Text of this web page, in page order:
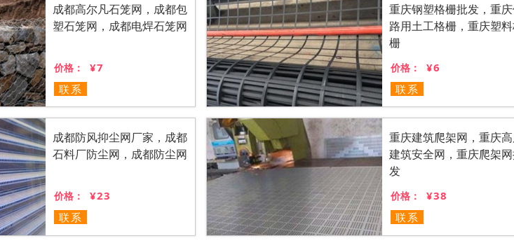
成都高尔凡石笼网，成都包
塑石笼网，成都电焊石笼网
价格：
¥7
联系
重庆钢塑格栅批发，重
路用土工格栅，重庆塑
栅
价格：
¥6
联系
成都防风抑尘网厂家，成都
石料厂防尘网，成都防尘网
价格：
¥23
联系
重庆建筑爬架网，重庆
建筑安全网，重庆爬架
发
价格：
¥38
联系